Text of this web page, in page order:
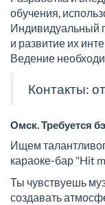
обучения,
Индивидуальный
и развитие их
Ведение
Контакты:
Омск. Требуется
Ищем
караоке-бар "Hit
Ты чувствуешь
создавать